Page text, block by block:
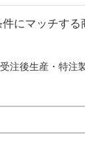
にマッチする
受注後生産・特注